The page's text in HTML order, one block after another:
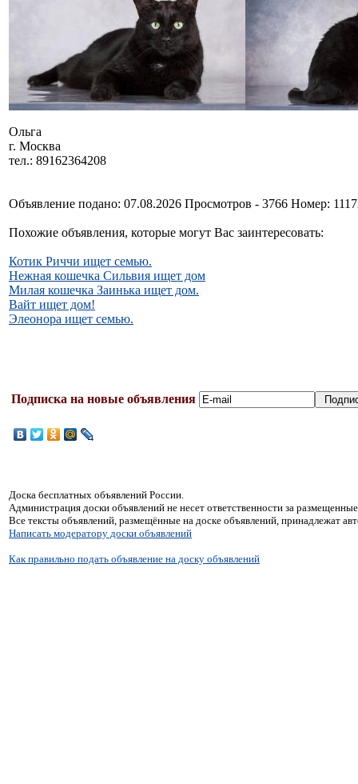
Ольга
г. Москва
тел.: 89162364208
Объявление подано: 07.08.2026 Просмотров - 3766 Номер:
Похожие объявления, которые могут Вас заинтересовать:
Котик Риччи ищет семью.
Нежная кошечка Сильвия ищет дом
Милая кошечка Заинька ищет дом.
Вайт ищет дом!
Элеонора ищет семью.
Подписка на новые объявления
Доска бесплатных объявлений России.
Администрация доски объявлений не несет ответственности за
Все тексты объявлений, размещённые на доске объявлений, принадлежат
Написать модератору доски объявлений
Как правильно подать объявление на доску объявлений